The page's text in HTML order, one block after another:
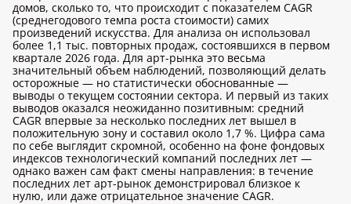
домов, сколько то, что происходит с показателем CAGR
(среднегодового темпа роста стоимости) самих
произведений искусства. Для анализа он использовал
более 1,1 тыс. повторных продаж, состоявшихся в первом
квартале 2026 года. Для арт-рынка это весьма
значительный объем наблюдений, позволяющий делать
осторожные — но статистически обоснованные —
выводы о текущем состоянии сектора. И первый из таких
выводов оказался неожиданно позитивным: средний
CAGR впервые за несколько последних лет вышел в
положительную зону и составил около 1,7 %. Цифра сама
по себе выглядит скромной, особенно на фоне фондовых
индексов технологический компаний последних лет —
однако важен сам факт смены направления: в течение
последних лет арт-рынок демонстрировал близкое к
нулю, или даже отрицательное значение CAGR.